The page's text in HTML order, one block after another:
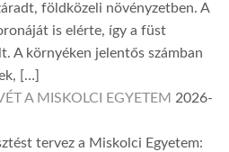
földközeli növényzetben. A
is elérte, így a füst
A környéken jelentős számban
[…]
A MISKOLCI EGYETEM 2026-
tervez a Miskolci Egyetem: